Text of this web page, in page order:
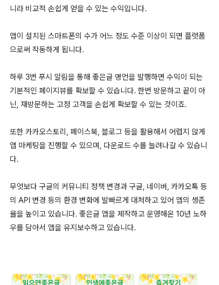
니라 비교적 손쉽게 얻을 수 있는 수익입니다.
앱이 설치된 스마트폰의 수가 어느 정도 수준 이상이 되면 플랫폼
으로써 작동하게 됩니다.
하루 3번 푸시 알림을 통해 좋은글 명언을 발행하면 수익이 되는
기본적인 페이지뷰를 확보할 수 있습니다. 한번 방문하고 끝이 아
닌, 재방문하는 고정 고객을 손쉽게 확보할 수 있는 것이죠.
또한 카카오스토리, 페이스북, 블로그 등을 활용해서 어렵지 않게
앱 마케팅을 진행할 수 있으며, 다운로드 수를 늘려나갈 수 있습니
다.
무엇보다 구글의 커뮤니티 정책 변경과 구글, 네이버, 카카오톡 등
의 API 변경 등의 환경 변화에 발빠르게 대처하고 있어 앱의 생존
율을 높이고 있습니다. 좋은글 앱을 제작하고 운영해온 10년 노하
우를 담아서 앱을 유지보수하고 있습니다.